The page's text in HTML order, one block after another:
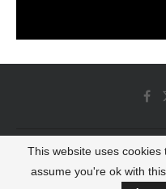
© 2022 -
This website uses
assume you're ok with